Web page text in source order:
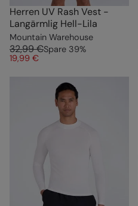
Herren UV Rash Vest -
Langärmlig Hell-Lila
Mountain Warehouse
32,99 €Spare 39%
19,99 €